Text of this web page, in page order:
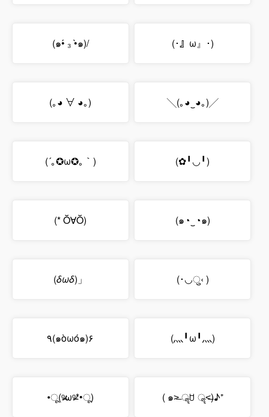
(๑•́ ₃ •̀๑)/ (･』ω』･)
(｡◕ ∀ ◕｡) ╲(｡◕‿◕｡)╱
(´｡✪ω✪｡｀) (✿╹◡╹)
(* Ŏ∀Ŏ) (๑◔‿◔๑)
(δωδ)」 (･◡ु‹ )
٩(๑òωó๑)۶ (灬╹ω╹灬)
•ू(ᵒ̴̶̷ωᵒ̴̶̷*•ू) ( ๑˃̶ ॣꇴ ॣ˂̶)♪⁺